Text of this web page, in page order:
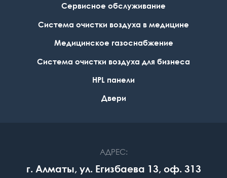
Сервисное обслуживание
Система очистки воздуха в медицине
Медицинское газоснабжение
Система очистки воздуха для бизнеса
НPL панели
Двери
АДРЕС:
г. Алматы, ул. Егизбаева 13, оф. 313